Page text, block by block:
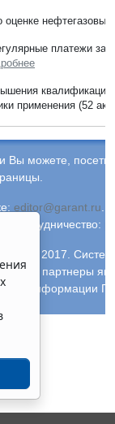
оценке
платежи
применения (52
Вы можете,
editor@garant.ru
сотрудничество:
2017.
и ее партнеры
информации